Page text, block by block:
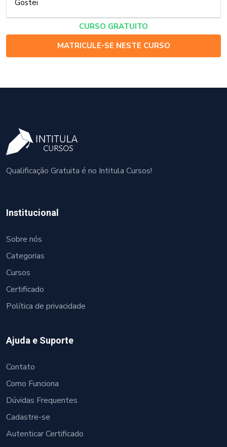
Gostei
CURSO GRATUITO
MATRICULE-SE NESTE CURSO
Qualificação Gratuita é no Intitula Cursos!
Institucional
Sobre nós
Categorias
Cursos
Certificado
Política de privacidade
Ajuda e Suporte
Contato
Como Funciona
Dúvidas Frequentes
Cadastre-se
Autenticar Certificado